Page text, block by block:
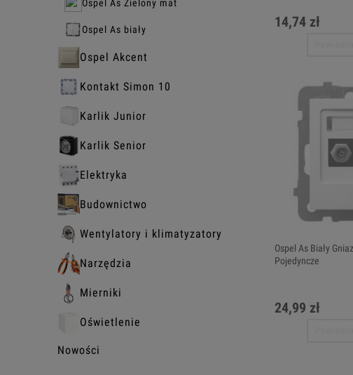
Ospel As Zielony mat
Ospel As biały
Ospel Akcent
Kontakt Simon 10
Karlik Junior
Karlik Senior
Elektryka
Budownictwo
Wentylatory i klimatyzatory
Narzędzia
Mierniki
Oświetlenie
Nowości
14,74 zł
Ospel As Biały
Pojedyncze
24,99 zł